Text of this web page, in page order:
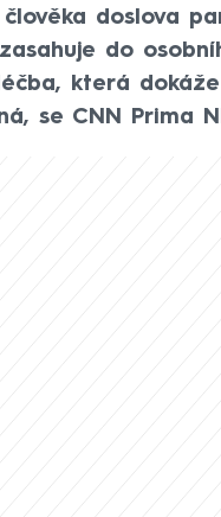
doslova
do
která
se CNN Prima